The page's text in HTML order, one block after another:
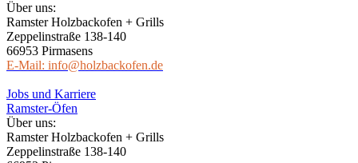
Über uns:
Ramster Holzbackofen + Grills
Zeppelinstraße 138-140
66953 Pirmasens
E-Mail: info@holzbackofen.de
Jobs und Karriere
Ramster-Öfen
Über uns:
Ramster Holzbackofen + Grills
Zeppelinstraße 138-140